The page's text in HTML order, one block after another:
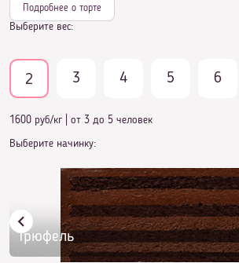
Подробнее о торте
Выберите вес:
2 3 4 5 6
1600 руб/кг от 3 до 5 человек
Выберите начинку:
Трюфель